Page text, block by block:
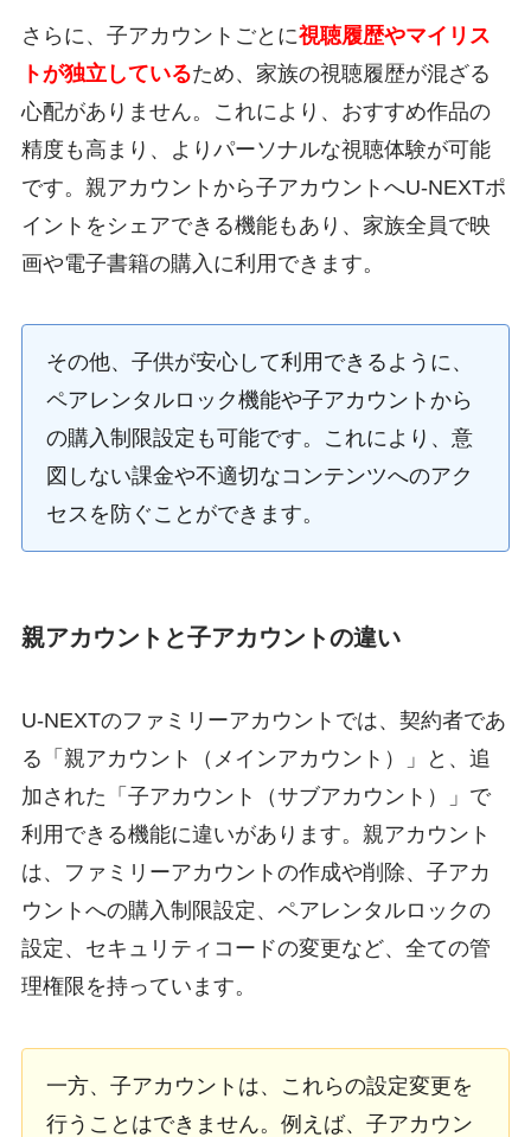
さらに、子アカウントごとに視聴履歴やマイリス
トが独立しているため、家族の視聴履歴が混ざる
心配がありません。これにより、おすすめ作品の
精度も高まり、よりパーソナルな視聴体験が可能
です。親アカウントから子アカウントへU-NEXTポ
イントをシェアできる機能もあり、家族全員で映
画や電子書籍の購入に利用できます。
その他、子供が安心して利用できるように、
ペアレンタルロック機能や子アカウントから
の購入制限設定も可能です。これにより、意
図しない課金や不適切なコンテンツへのアク
セスを防ぐことができます。
親アカウントと子アカウントの違い
U-NEXTのファミリーアカウントでは、契約者であ
る「親アカウント（メインアカウント）」と、追
加された「子アカウント（サブアカウント）」で
利用できる機能に違いがあります。親アカウント
は、ファミリーアカウントの作成や削除、子アカ
ウントへの購入制限設定、ペアレンタルロックの
設定、セキュリティコードの変更など、全ての管
理権限を持っています。
一方、子アカウントは、これらの設定変更を
行うことはできません。例えば、子アカウン